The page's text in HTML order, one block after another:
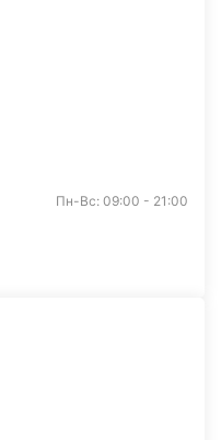
Пн-Вс: 09:00 - 21:00